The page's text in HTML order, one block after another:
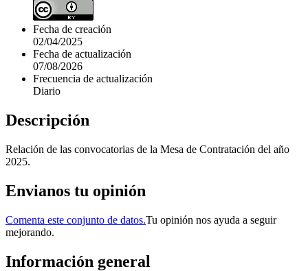
Fecha de creación
02/04/2025
Fecha de actualización
07/08/2026
Frecuencia de actualización
Diario
Descripción
Relación de las convocatorias de la Mesa de Contratación del año
2025.
Envianos tu opinión
Comenta este conjunto de datos.Tu opinión nos ayuda a seguir
mejorando.
Información general